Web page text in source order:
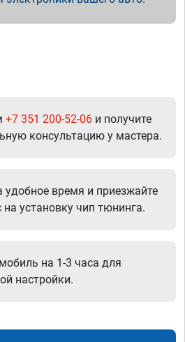
+7 351 200-52-06 и получите
консультацию у мастера.
удобное время и приезжайте
на установку чип тюнинга.
на 1-3 часа для
настройки.